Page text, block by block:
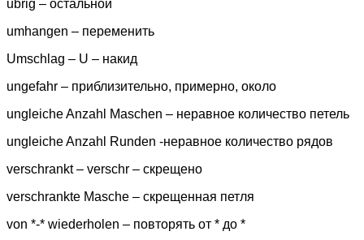
ubrig – остальной
umhangen – переменить
Umschlag – U – накид
ungefahr – приблизительно, примерно, около
ungleiche Anzahl Maschen – неравное количество петель
ungleiche Anzahl Runden -неравное количество рядов
verschrankt – verschr – скрещено
verschrankte Masche – скрещенная петля
von *-* wiederholen – повторять от * до *